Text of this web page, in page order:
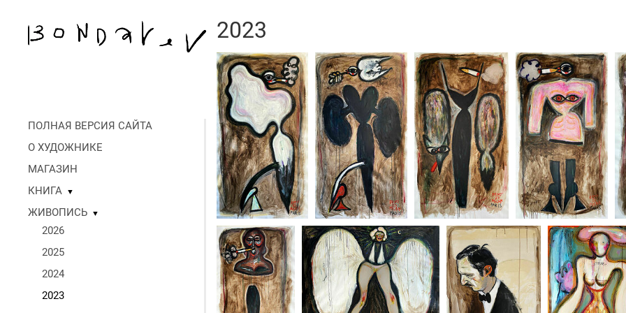
ПОЛНАЯ ВЕРСИЯ САЙТА
О ХУДОЖНИКЕ
МАГАЗИН
КНИГА
▼
ЖИВОПИСЬ ▼
2026
2025
2024
2023
2023